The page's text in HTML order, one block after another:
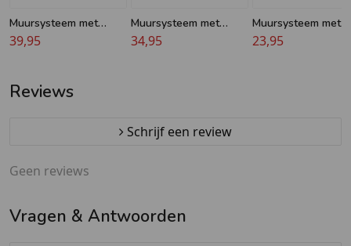
Muursysteem met
blauw trekband - 5m
39,95
Muursysteem met
groen trekband - 4m
34,95
Muursysteem met
zwart trekband -
23,95
Reviews
Schrijf een review
Geen reviews
Vragen & Antwoorden